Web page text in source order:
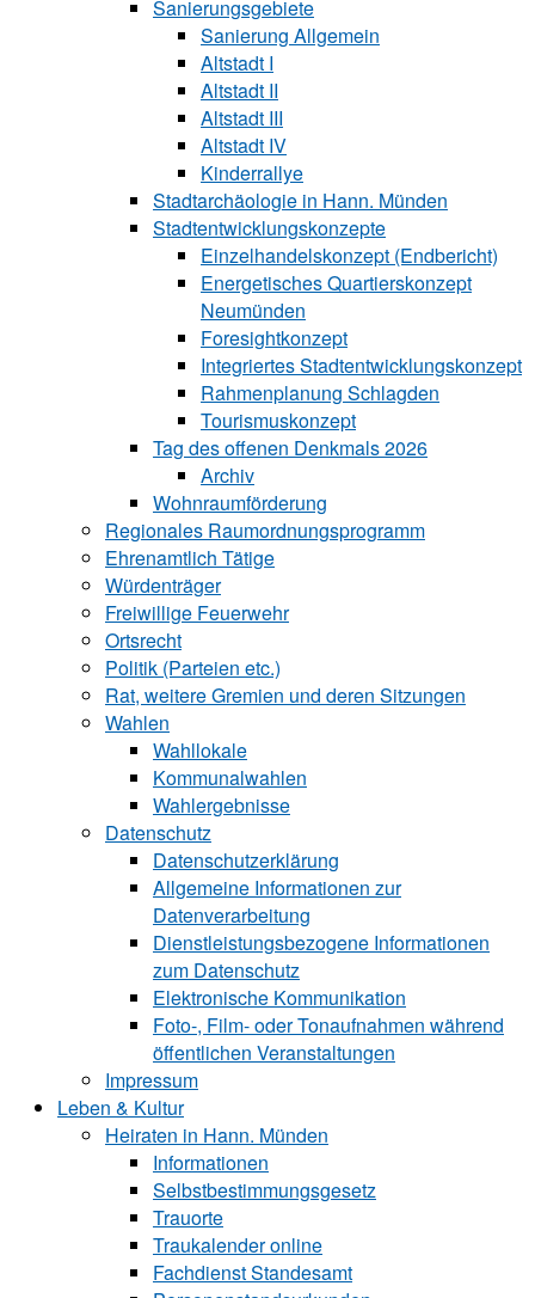
Sanierungsgebiete
Sanierung All‍ge‍mein
Altstadt I
Altstadt II
Altstadt III
Altstadt IV
Kinderrallye
Stadtarchäologie in Hann. Münden
Stadtentwicklungskon‍zepte
Einzelhandelskonzept (Endbericht)
Energetisches Quartierskonzept
Neumünden
Foresightkonzept
Integriertes Stadtentwicklungskonzept
Rahmenplanung Schlagden
Tourismuskonzept
Tag des offenen Denkmals 2026
Archiv
Wohnraumförderung
Regionales Raumordnungsprogramm
Ehrenamtlich Tätige
Würdenträger
Freiwillige Feuerwehr
Ortsrecht
Politik (Parteien etc.)
Rat, weitere Gremien und deren Sitzungen
Wahlen
Wahllokale
Kommunalwahlen
Wahlergebnisse
Datenschutz
Datenschutzerklärung
Allgemeine Informationen zur
Datenverarbeitung
Dienstleistungsbezogene Informationen
zum Datenschutz
Elektronische Kommunikation
Foto-, Film- oder Tonaufnahmen während
öffentlichen Veranstaltungen
Impressum
Leben & Kultur
Heiraten in Hann. Münden
Informationen
Selbstbestimmungsgesetz
Trauorte
Traukalender online
Fachdienst Standesamt